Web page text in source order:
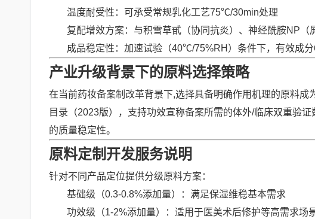
温度耐受性：可承受常规乳化工艺75℃/30min处理
复配增效方案：与积雪草甙（协同抗炎）、神经酰胺NP（
成品稳定性：加速试验（40℃/75%RH）条件下，有效成
产业升级背景下的原料选择策略
在当前药妆备案制改革背景下,选择具备明确作用机理的原料
目录（2023版），支持功效宣称备案所需的体外/临床双重验
的质量稳定性。
原料定制开发服务说明
针对不同产品定位提供分级原料方案：
基础级（0.3-0.8%添加量）：满足保湿维稳基本需求
功效级（1-2%添加量）：适用于医美术后修护等高需求场